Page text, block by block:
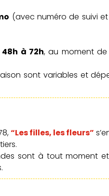
(avec numéro de suivi et
48h à 72h, au moment de
sont variables et
“Les filles, les fleurs”
sont à tout moment